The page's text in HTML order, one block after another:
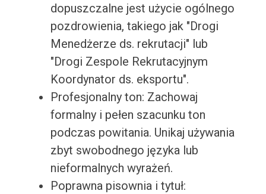
dopuszczalne jest użycie ogólnego
pozdrowienia, takiego jak "Drogi
Menedżerze ds. rekrutacji" lub
"Drogi Zespole Rekrutacyjnym
Koordynator ds. eksportu".
Profesjonalny ton: Zachowaj
formalny i pełen szacunku ton
podczas powitania. Unikaj używania
zbyt swobodnego języka lub
nieformalnych wyrażeń.
Poprawna pisownia i tytuł: